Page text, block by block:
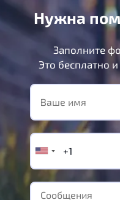
Нужна
Заполните
Это бесплатно